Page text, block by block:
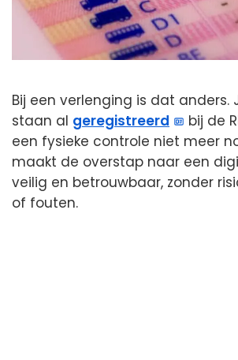
Bij een verlenging is dat anders.
staan al geregistreerd
bij de
een fysieke controle niet meer
maakt de overstap naar een
veilig en betrouwbaar, zonder
of fouten.